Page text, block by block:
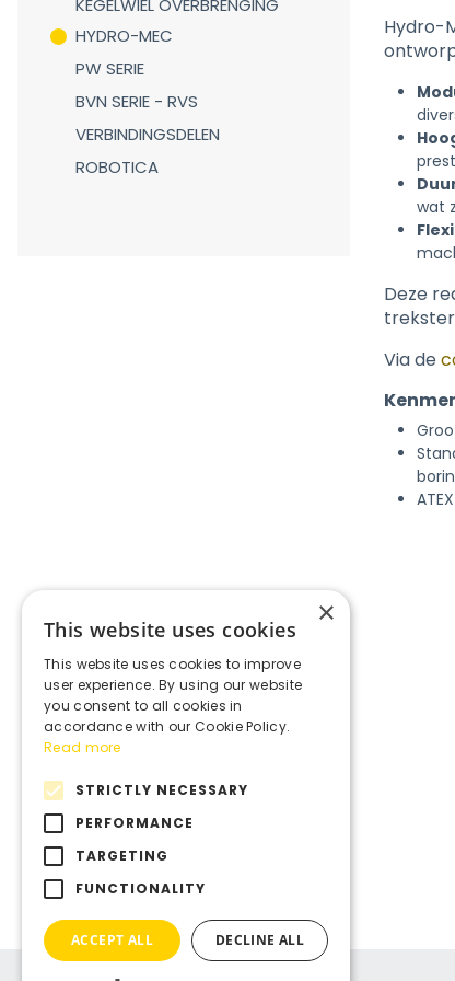
KEGELWIEL OVERBRENGING
HYDRO-MEC
PW SERIE
BVN SERIE - RVS
VERBINDINGSDELEN
ROBOTICA
Hydro-
wat
Deze
Via de
×
This website uses cookies
This website uses cookies to improve
user experience. By using our website
you consent to all cookies in
accordance with our Cookie Policy.
Read more
STRICTLY NECESSARY
PERFORMANCE
TARGETING
FUNCTIONALITY
ACCEPT ALL DECLINE ALL